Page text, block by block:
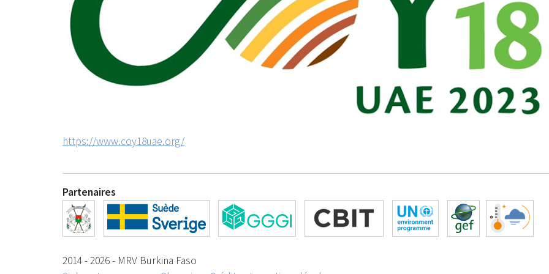
https://www.coy18uae.org/
Partenaires
2014 - 2026 - MRV Burkina Faso